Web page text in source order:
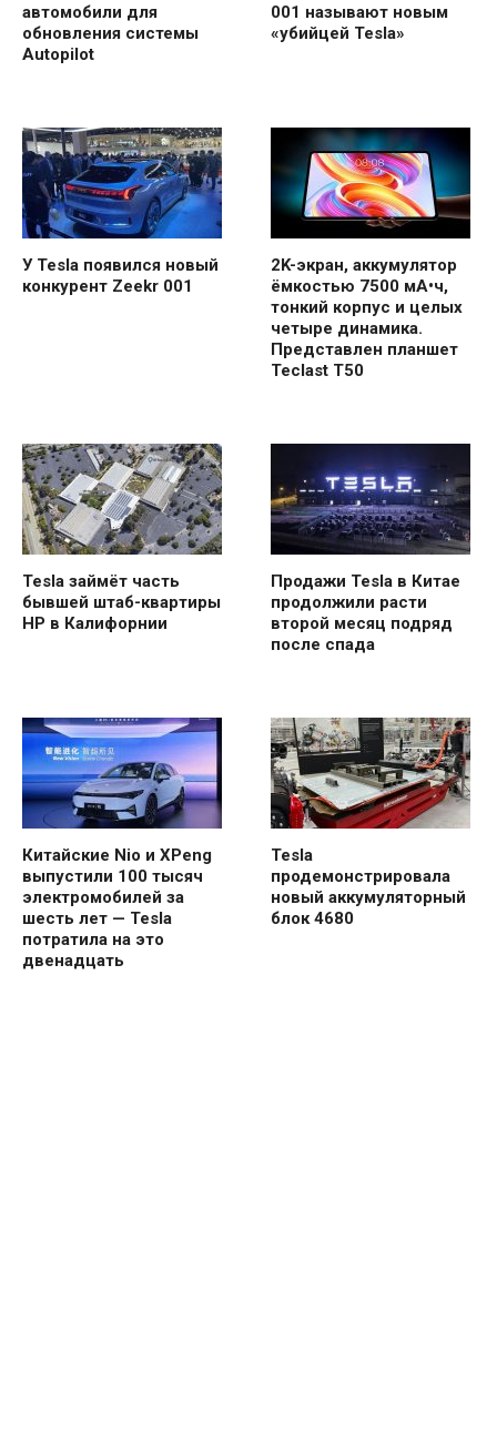
автомобили для
обновления системы
Autopilot
001 называют новым
«убийцей Tesla»
У Tesla появился новый
конкурент Zeekr 001
2K-экран, аккумулятор
ёмкостью 7500 мА•ч,
тонкий корпус и целых
четыре динамика.
Представлен планшет
Teclast T50
Tesla займёт часть
бывшей штаб-квартиры
HP в Калифорнии
Продажи Tesla в Китае
продолжили расти
второй месяц подряд
после спада
Китайские Nio и XPeng
выпустили 100 тысяч
электромобилей за
шесть лет — Tesla
потратила на это
двенадцать
Tesla
продемонстрировала
новый аккумуляторный
блок 4680